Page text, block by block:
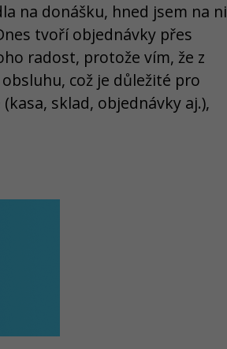
na donášku, hned jsem na ni
tvoří objednávky přes
radost, protože vím, že z
což je důležité pro
sklad, objednávky aj.),